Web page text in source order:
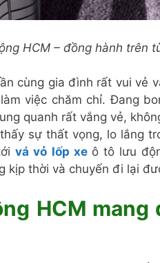
HCM – đồng hành trên
cùng gia đình rất vui vẻ
việc chăm chỉ. Đang
quanh rất vắng vẻ,
sự thất vọng, lo lắng
vá vỏ lốp xe ô tô lưu
kịp thời và chuyến đi lại
HCM